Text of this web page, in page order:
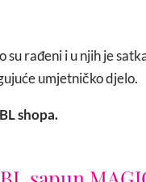
su rađeni i u njih je
umjetničko djelo.
shopa.